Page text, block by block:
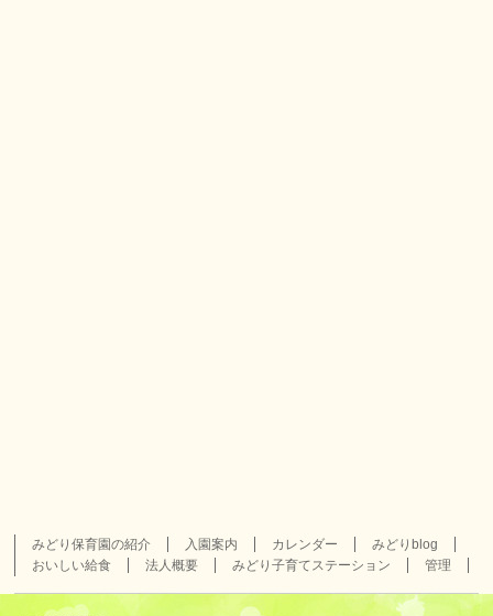
みどり保育園の紹介 入園案内 カレンダー
みどりblog
おいしい給食
法人概要 みどり子育てステーション 管理